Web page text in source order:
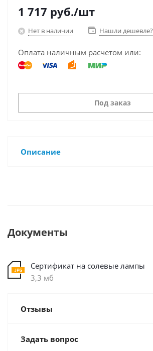
1 717 руб./шт
Нет в наличии Нашли дешевле?
Оплата наличным расчетом или:
Под заказ
Описание
Документы
Сертификат на солевые лампы
3,3 мб
Отзывы
Задать вопрос